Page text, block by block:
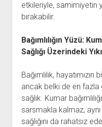
etkileriyle, samimiyetin
bırakabilir.
Bağımlılığın Yüzü:
Sağlığı Üzerindeki
Bağımlılık,
ancak belki de en fazla
sağlık. Kumar
sarsmakla kalmaz,
sağlığını da rahatsız